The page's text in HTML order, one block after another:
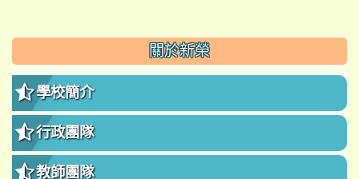
::: 關於新榮
學校簡介
行政團隊
教師團隊